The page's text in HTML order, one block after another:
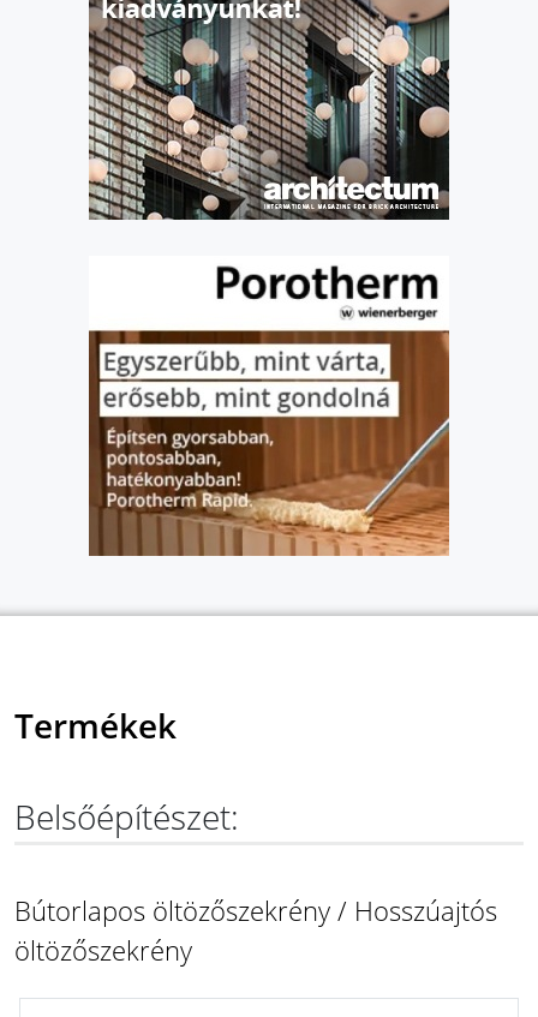
Termékek
Belsőépítészet:
Bútorlapos öltözőszekrény / Hosszúajtós
öltözőszekrény